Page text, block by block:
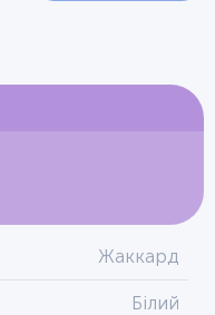
Жаккард
Білий